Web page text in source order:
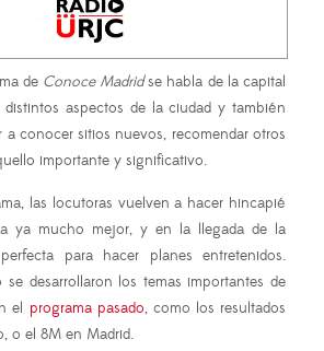
de Conoce Madridse habla de la capital
distintos aspectos de la ciudad y también
a conocer sitios nuevos, recomendar otros
importante y significativo.
las locutoras vuelven a hacer hincapié
ya mucho mejor, y en la llegada de la
para hacer planes entretenidos.
se desarrollaron los temas importantes de
el programa pasado, como los resultados
o el 8M en Madrid.